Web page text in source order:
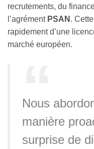
recrutements, du
l’agrément PSAN .
rapidement d’une
marché européen.
Nous
manière
surprise de